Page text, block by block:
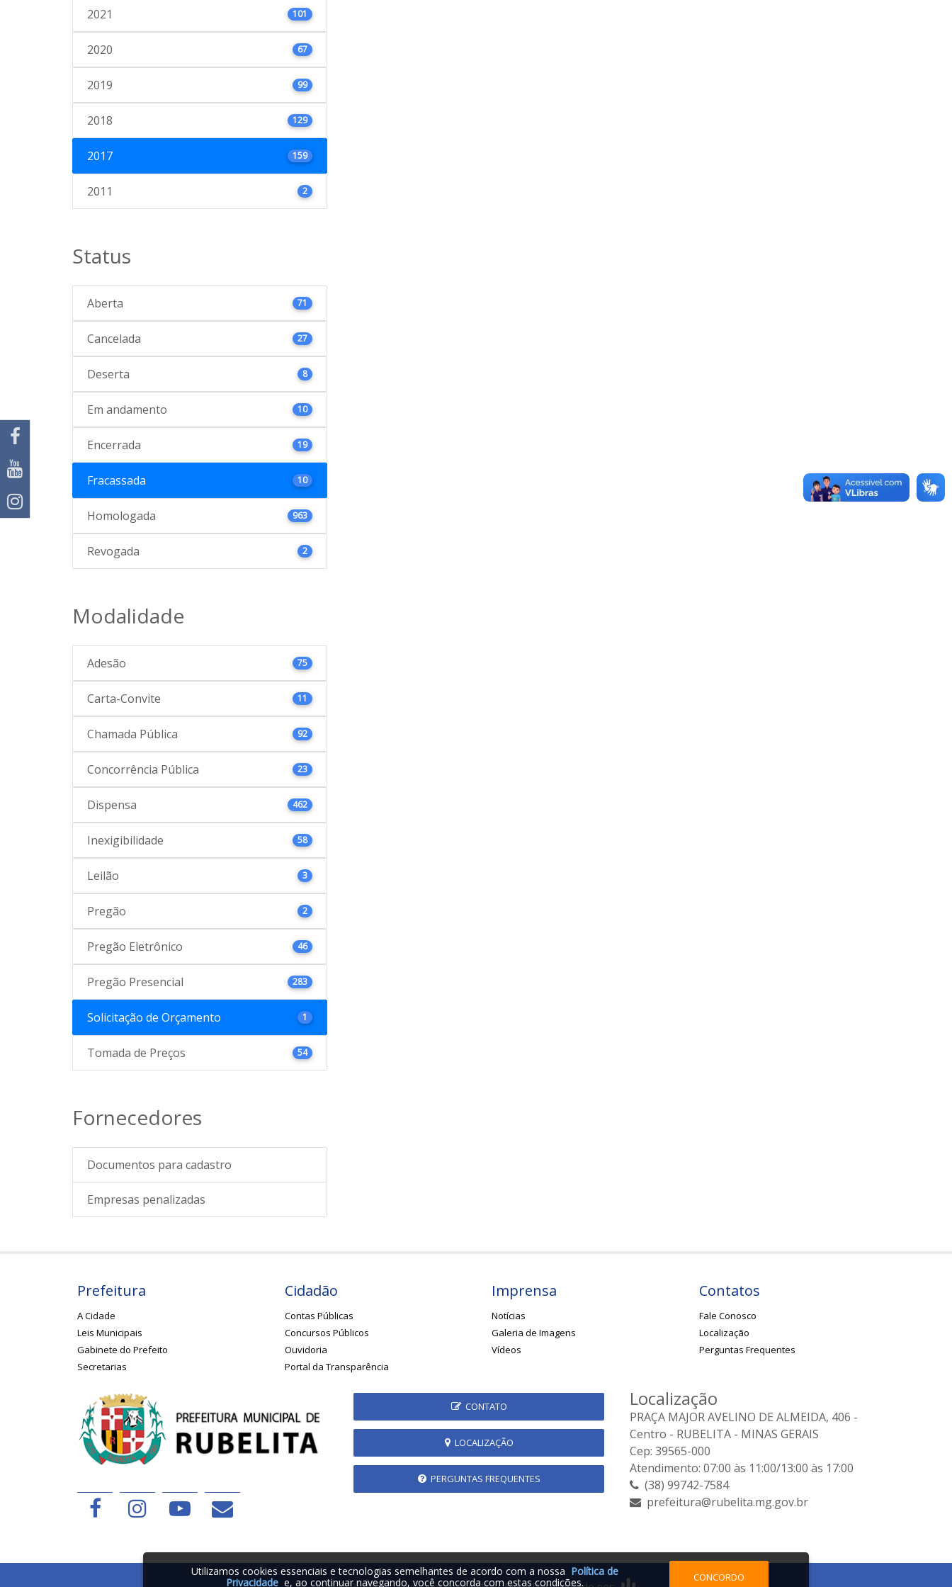
2021 101
2020 67
2019 99
2018 129
2017 159
2011 2
Status
Aberta 71
Cancelada 27
Deserta 8
Em andamento 10
Encerrada 19
Fracassada 10
Homologada 963
Revogada 2
Modalidade
Adesão 75
Carta-Convite 11
Chamada Pública 92
Concorrência Pública 23
Dispensa 462
Inexigibilidade 58
Leilão 3
Pregão 2
Pregão Eletrônico 46
Pregão Presencial 283
Solicitação de Orçamento 1
Tomada de Preços 54
Fornecedores
Documentos para cadastro
Empresas penalizadas
Prefeitura
A Cidade
Leis Municipais
Gabinete do Prefeito
Secretarias
Cidadão
Contas Públicas
Concursos Públicos
Ouvidoria
Portal da Transparência
Imprensa
Notícias
Galeria de Imagens
Vídeos
Contatos
Fale Conosco
Localização
Perguntas Frequentes
CONTATO
LOCALIZAÇÃO
PERGUNTAS FREQUENTES
Localização
PRAÇA MAJOR AVELINO DE ALMEIDA, 406 -
Centro - RUBELITA - MINAS GERAIS
Cep: 39565-000
Atendimento: 07:00 às 11:00/13:00 às 17:00
(38) 99742-7584
prefeitura@rubelita.mg.gov.br
Utilizamos cookies essenciais e tecnologias semelhantes de acordo com a nossa Política de
Privacidade e, ao continuar navegando, você concorda com estas condições. CONCORDO